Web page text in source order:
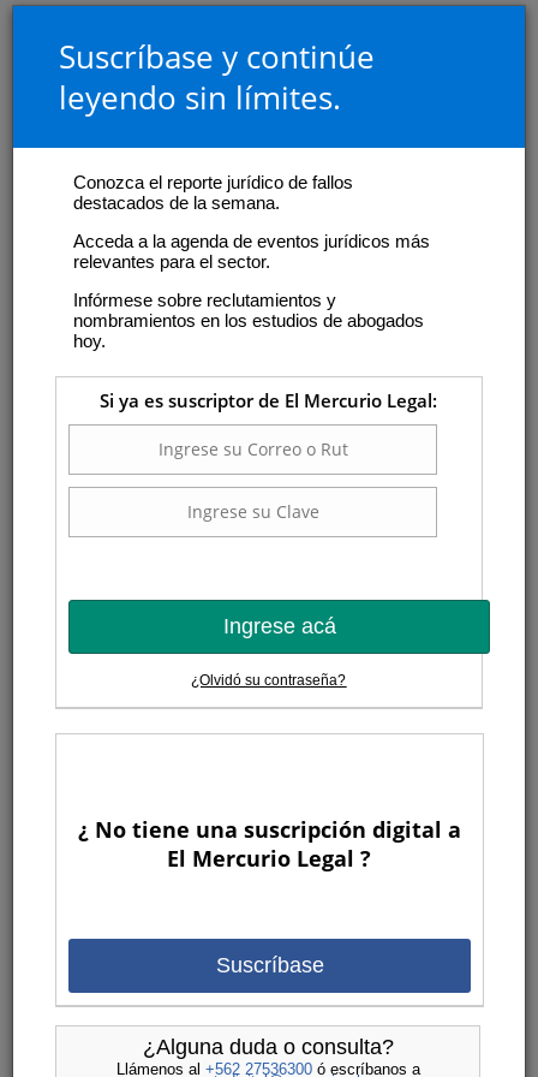
Suscríbase y continúe
leyendo sin límites.
Conozca el reporte jurídico de fallos
destacados de la semana.
Acceda a la agenda de eventos jurídicos más
relevantes para el sector.
Infórmese sobre reclutamientos y
nombramientos en los estudios de abogados
hoy.
Si ya es suscriptor de El Mercurio Legal:
Ingrese acá
¿Olvidó su contraseña?
¿ No tiene una suscripción digital a
El Mercurio Legal ?
Suscríbase
¿Alguna duda o consulta?
Llámenos al +562 27536300ó escríbanos a